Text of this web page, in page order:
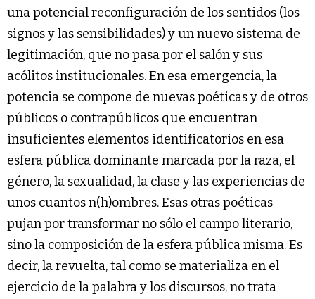
una potencial reconfiguración de los sentidos (los
signos y las sensibilidades) y un nuevo sistema de
legitimación, que no pasa por el salón y sus
acólitos institucionales. En esa emergencia, la
potencia se compone de nuevas poéticas y de otros
públicos o contrapúblicos que encuentran
insuficientes elementos identificatorios en esa
esfera pública dominante marcada por la raza, el
género, la sexualidad, la clase y las experiencias de
unos cuantos n(h)ombres. Esas otras poéticas
pujan por transformar no sólo el campo literario,
sino la composición de la esfera pública misma. Es
decir, la revuelta, tal como se materializa en el
ejercicio de la palabra y los discursos, no trata